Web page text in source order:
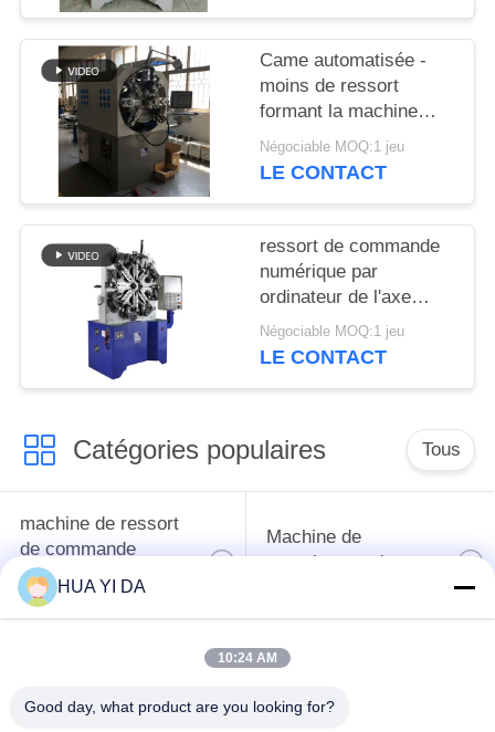
Came automatisée -
moins de ressort
formant la machine
avec haches rotatoires
de fil les 12
Négociable MOQ:1 jeu
LE CONTACT
ressort de commande
numérique par
ordinateur de l'axe
5.5KW 4 ancien/ressort
torsion de tension
Négociable MOQ:1 jeu
LE CONTACT
Catégories populaires Tous
machine de ressort
de commande
numérique par
ordinateur
Machine de
enroulement de
Machine à cintrer de
HUA YI DA
10:24 AM
Good day, what product are you looking for?